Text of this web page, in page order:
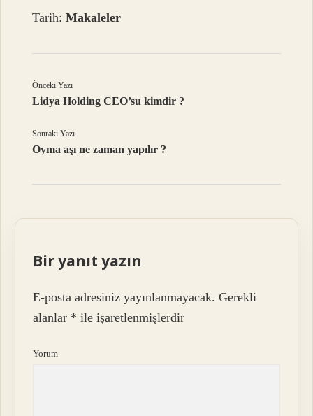
Tarih:Makaleler
Önceki Yazı
Lidya Holding CEO’su kimdir ?
Sonraki Yazı
Oyma aşı ne zaman yapılır ?
Bir yanıt yazın
E-posta adresiniz yayınlanmayacak. Gerekli
alanlar * ile işaretlenmişlerdir
Yorum